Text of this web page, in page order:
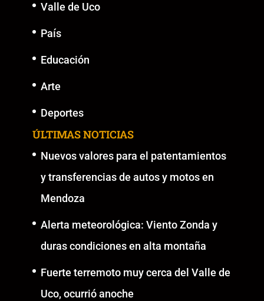
Valle de Uco
País
Educación
Arte
Deportes
ÚLTIMAS NOTICIAS
Nuevos valores para el patentamientos
y transferencias de autos y motos en
Mendoza
Alerta meteorológica: Viento Zonda y
duras condiciones en alta montaña
Fuerte terremoto muy cerca del Valle de
Uco, ocurrió anoche